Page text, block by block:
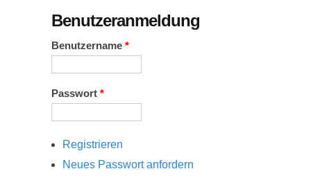
Benutzeranmeldung
Benutzername *
Passwort *
Registrieren
Neues Passwort anfordern